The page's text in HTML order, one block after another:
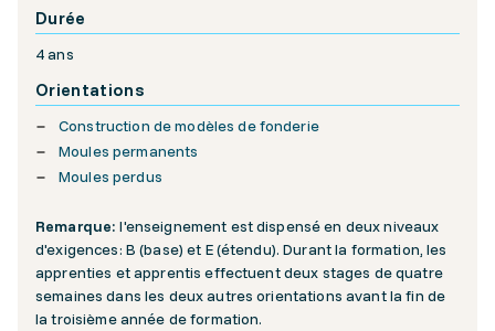
Durée
4 ans
Orientations
Construction de modèles de fonderie
Moules permanents
Moules perdus
Remarque: l'enseignement est dispensé en deux niveaux
d'exigences: B (base) et E (étendu). Durant la formation, les
apprenties et apprentis effectuent deux stages de quatre
semaines dans les deux autres orientations avant la fin de
la troisième année de formation.